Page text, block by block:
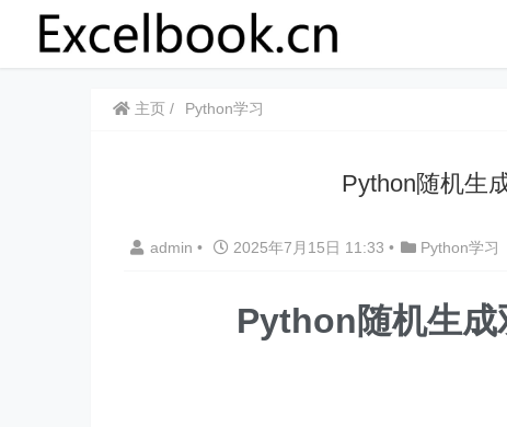
主页 Python学习
​​Python随机生
admin • 2025年7月15日 11:33 • Python学习
Python随机生成